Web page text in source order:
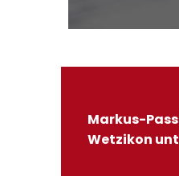
Markus-
Wetzikon